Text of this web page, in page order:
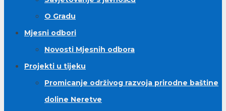
O Gradu
Mjesni odbori
Novosti Mjesnih odbora
Projekti u tijeku
Promicanje održivog razvoja prirodne baštine
doline Neretve